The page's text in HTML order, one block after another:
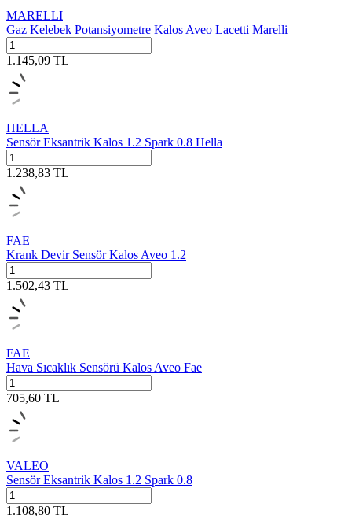
MARELLI
Gaz Kelebek Potansiyometre Kalos Aveo Lacetti Marelli
1.145,09 TL
HELLA
Sensör Eksantrik Kalos 1.2 Spark 0.8 Hella
1.238,83 TL
FAE
Krank Devir Sensör Kalos Aveo 1.2
1.502,43 TL
FAE
Hava Sıcaklık Sensörü Kalos Aveo Fae
705,60 TL
VALEO
Sensör Eksantrik Kalos 1.2 Spark 0.8
1.108,80 TL